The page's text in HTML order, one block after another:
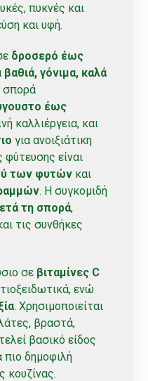
πυκνές και
και υφή.
δροσερό έως
βαθιά, γόνιμα, καλά
σπορά
έως
καλλιέργεια, και
για ανοιξιάτικη
είναι
των φυτών και
. Η συγκομιδή
τη σπορά,
τις συνθήκες
σε βιταμίνες C
ενώ
. Χρησιμοποιείται
βραστά,
βασικό είδος
πιο δημοφιλή
κουζίνας.